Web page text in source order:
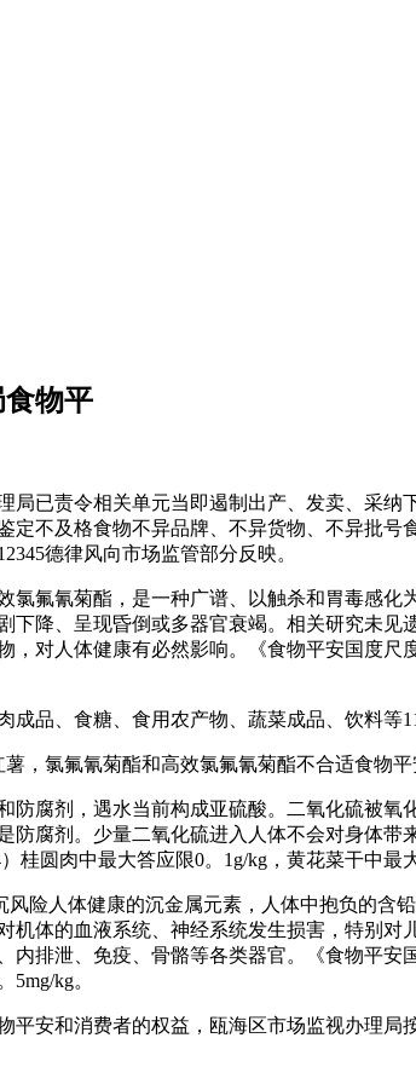
物平
已责令相关单元当即遏制出产、发卖、采纳
定不及格食物不异品牌、不异货物、不异批
德律风向市场监管部分反映。
氟氰菊酯，是一种广谱、以触杀和胃毒感化
下降、呈现昏倒或多器官衰竭。相关研究未
对人体健康有必然影响。《食物平安国度尺
、食糖、食用农产物、蔬菜成品、饮料等
氯氟氰菊酯和高效氯氟氰菊酯不合适食物平
剂，遇水当前构成亚硫酸。二氧化硫被氧
防腐剂。少量二氧化硫进入人体不会对身体
桂圆肉中最大答应限0。1g/kg，黄花菜干中最
人体健康的沉金属元素，人体中抱负的含
机体的血液系统、神经系统发生损害，特别
排泄、免疫、骨骼等各类器官。《食物平安
kg。
安和消费者的权益，瓯海区市场监视办理局